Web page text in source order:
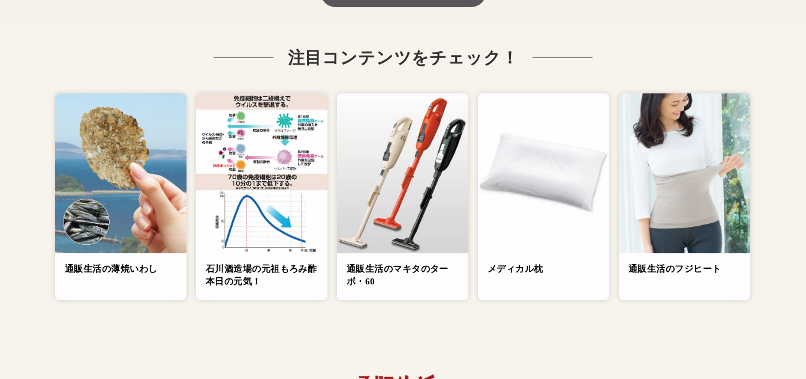
注目コンテンツをチェック！
通販生活の薄焼いわし
石川酒造場の元祖もろみ酢
本日の元気！
通販生活のマキタのター
ボ・60
メディカル枕 通販生活のフジヒート